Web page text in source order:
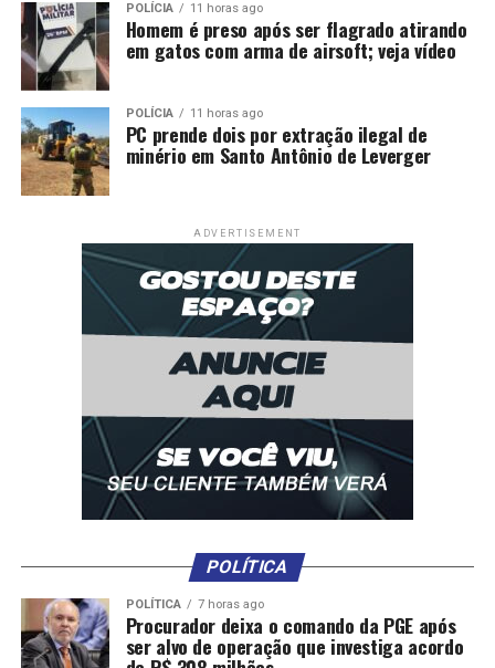
POLÍCIA 11 horas ago
Homem é preso após ser flagrado atirando
em gatos com arma de airsoft; veja vídeo
POLÍCIA 11 horas ago
PC prende dois por extração ilegal de
minério em Santo Antônio de Leverger
ADVERTISEMENT
POLÍTICA
POLÍTICA 7 horas ago
Procurador deixa o comando da PGE após
ser alvo de operação que investiga acordo